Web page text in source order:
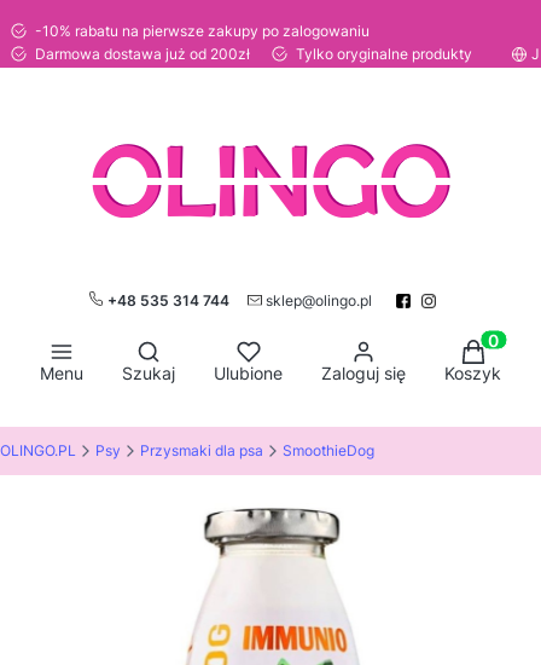
-10% rabatu na pierwsze zakupy po zalogowaniu
Darmowa dostawa już od 200zł
Tylko oryginalne produkty
+48 535 314 744 sklep@olingo.pl
Menu
Otwórz wyszukiwarkę
Szukaj Ulubione Zaloguj się Koszyk
OLINGO.PL Psy Przysmaki dla psa SmoothieDog